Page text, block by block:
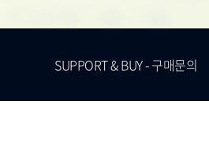
SUPPORT & BUY - 구매문의